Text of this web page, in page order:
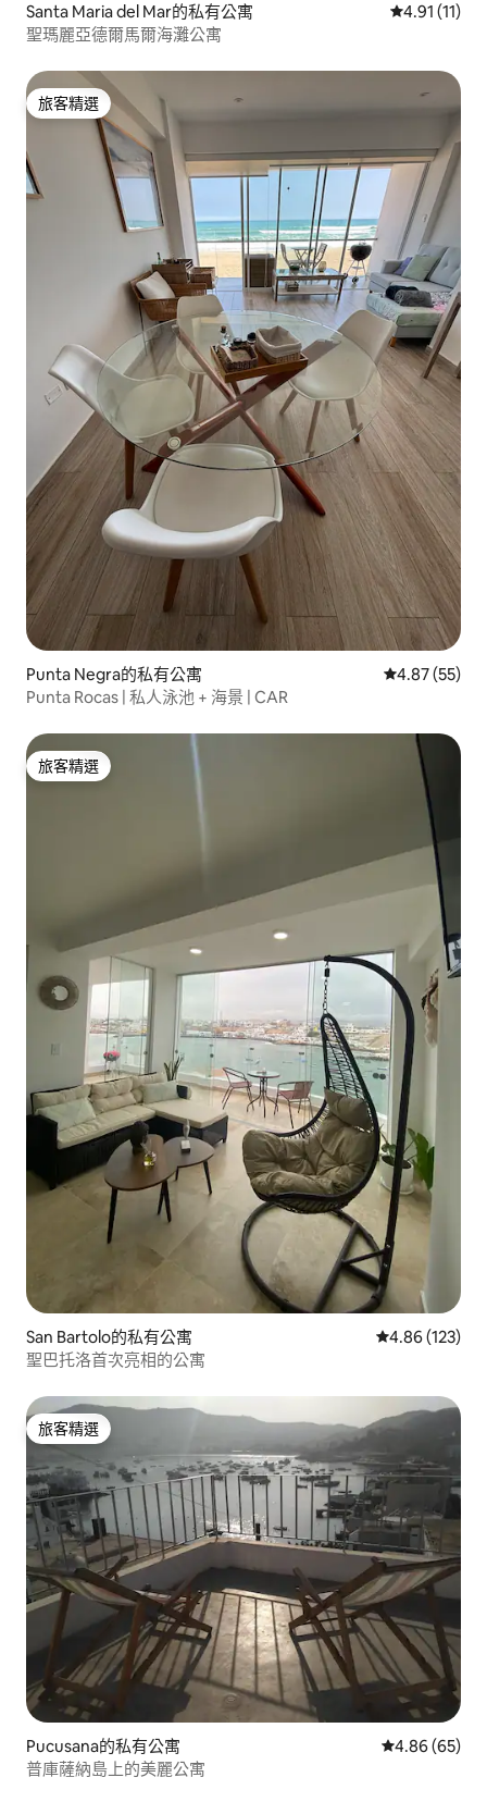
Santa Maria del Mar的私有公寓 從 11 則評價
4.91 (11)
聖瑪麗亞德爾馬爾海灘公寓
旅客精選
旅客精選
Punta Negra的私有公寓 從 55 則評價
4.87 (55)
Punta Rocas | 私人泳池 + 海景 | CAR
旅客精選
旅客精選
San Bartolo的私有公寓 從 123 則評價
4.86 (123)
聖巴托洛首次亮相的公寓
旅客精選
旅客精選
Pucusana的私有公寓 從 65 則評價
4.86 (65)
普庫薩納島上的美麗公寓